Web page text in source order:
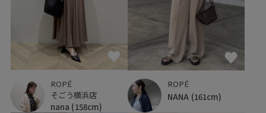
ROPÉ
そごう横浜店
nana (158cm)
ROPÉ
NANA (161cm)